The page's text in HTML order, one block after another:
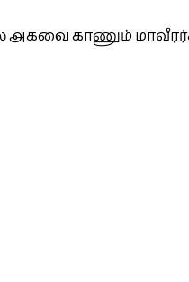
அகவை காணும்